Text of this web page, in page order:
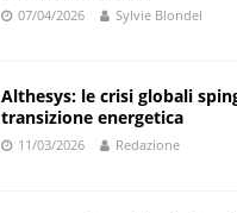
07/04/2026 Sylvie Blondel
Althesys: le crisi globali
transizione energetica
11/03/2026 Redazione